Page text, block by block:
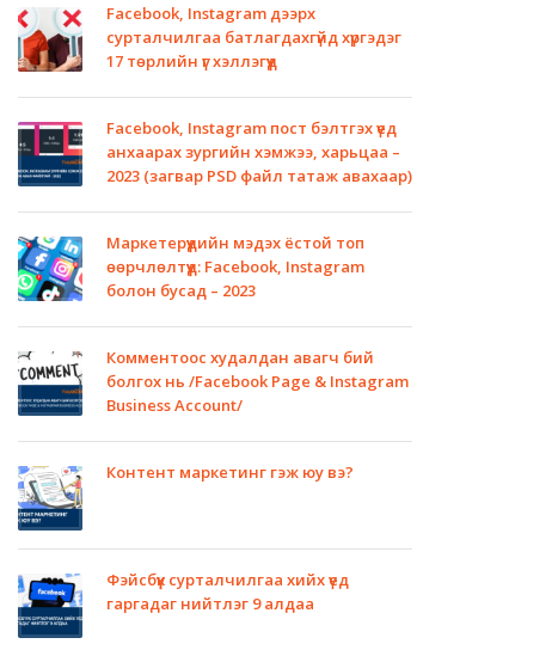
Facebook, Instagram дээрх
сурталчилгаа батлагдахгүйд хүргэдэг
17 төрлийн үг хэллэгүүд
Facebook, Instagram пост бэлтгэх үед
анхаарах зургийн хэмжээ, харьцаа –
2023 (загвар PSD файл татаж авахаар)
Маркетерүүдийн мэдэх ёстой топ
өөрчлөлтүүд: Facebook, Instagram
болон бусад – 2023
Комментоос худалдан авагч бий
болгох нь /Facebook Page & Instagram
Business Account/
Контент маркетинг гэж юу вэ?
Фэйсбүүк сурталчилгаа хийх үед
гаргадаг нийтлэг 9 алдаа